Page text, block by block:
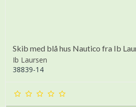
Skib med blå hus Nautico fra Ib
Ib Laursen
38839-14